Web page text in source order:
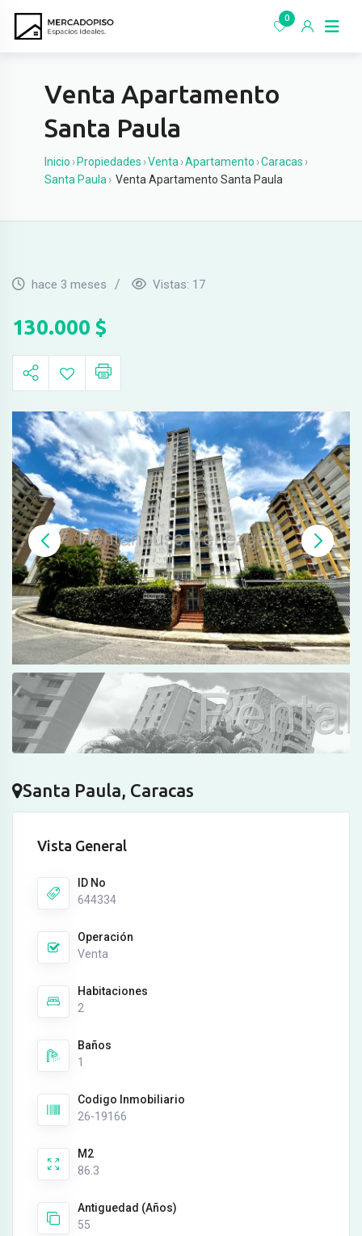
0
Venta Apartamento
Santa Paula
Inicio › Propiedades ›Venta ›Apartamento ›Caracas ›
Santa Paula › Venta Apartamento Santa Paula
hace 3 meses Vistas: 17
130.000 $
Santa Paula, Caracas
Vista General
ID No
644334
Operación
Venta
Habitaciones
2
Baños
1
Codigo Inmobiliario
26-19166
M2
86.3
Antiguedad (Años)
55